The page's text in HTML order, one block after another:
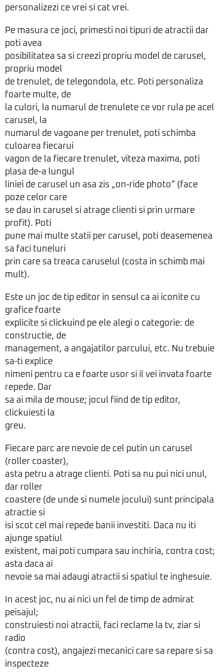
personalizezi ce vrei si cat vrei.
Pe masura ce joci, primesti noi tipuri de atractii dar
poti avea
posibilitatea sa si creezi propriu model de carusel,
propriu model
de trenulet, de telegondola, etc. Poti personaliza
foarte multe, de
la culori, la numarul de trenulete ce vor rula pe acel
carusel, la
numarul de vagoane per trenulet, poti schimba
culoarea fiecarui
vagon de la fiecare trenulet, viteza maxima, poti
plasa de-a lungul
liniei de carusel un asa zis „on-ride photo” (face
poze celor care
se dau in carusel si atrage clienti si prin urmare
profit). Poti
pune mai multe statii per carusel, poti deasemenea
sa faci tuneluri
prin care sa treaca caruselul (costa in schimb mai
mult).
Este un joc de tip editor in sensul ca ai iconite cu
grafice foarte
explicite si clickuind pe ele alegi o categorie: de
constructie, de
management, a angajatilor parcului, etc. Nu trebuie
sa-ti explice
nimeni pentru ca e foarte usor si il vei invata foarte
repede. Dar
sa ai mila de mouse; jocul fiind de tip editor,
clickuiesti la
greu.
Fiecare parc are nevoie de cel putin un carusel
(roller coaster),
asta petru a atrage clienti. Poti sa nu pui nici unul,
dar roller
coastere (de unde si numele jocului) sunt principala
atractie si
isi scot cel mai repede banii investiti. Daca nu iti
ajunge spatiul
existent, mai poti cumpara sau inchiria, contra cost;
asta daca ai
nevoie sa mai adaugi atractii si spatiul te inghesuie.
In acest joc, nu ai nici un fel de timp de admirat
peisajul;
construiesti noi atractii, faci reclame la tv, ziar si
radio
(contra cost), angajezi mecanici care sa repare si sa
inspecteze